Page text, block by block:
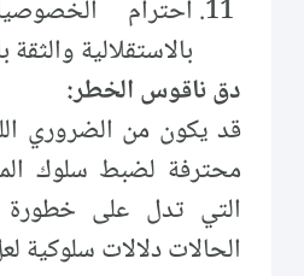
احترام
بالاستقلالية
دق ناقوس الخطر:
قد يكون من الضروري
محترفة لضبط سلوك
التي تدل على خطورة
الحالات دلالات سلوكية